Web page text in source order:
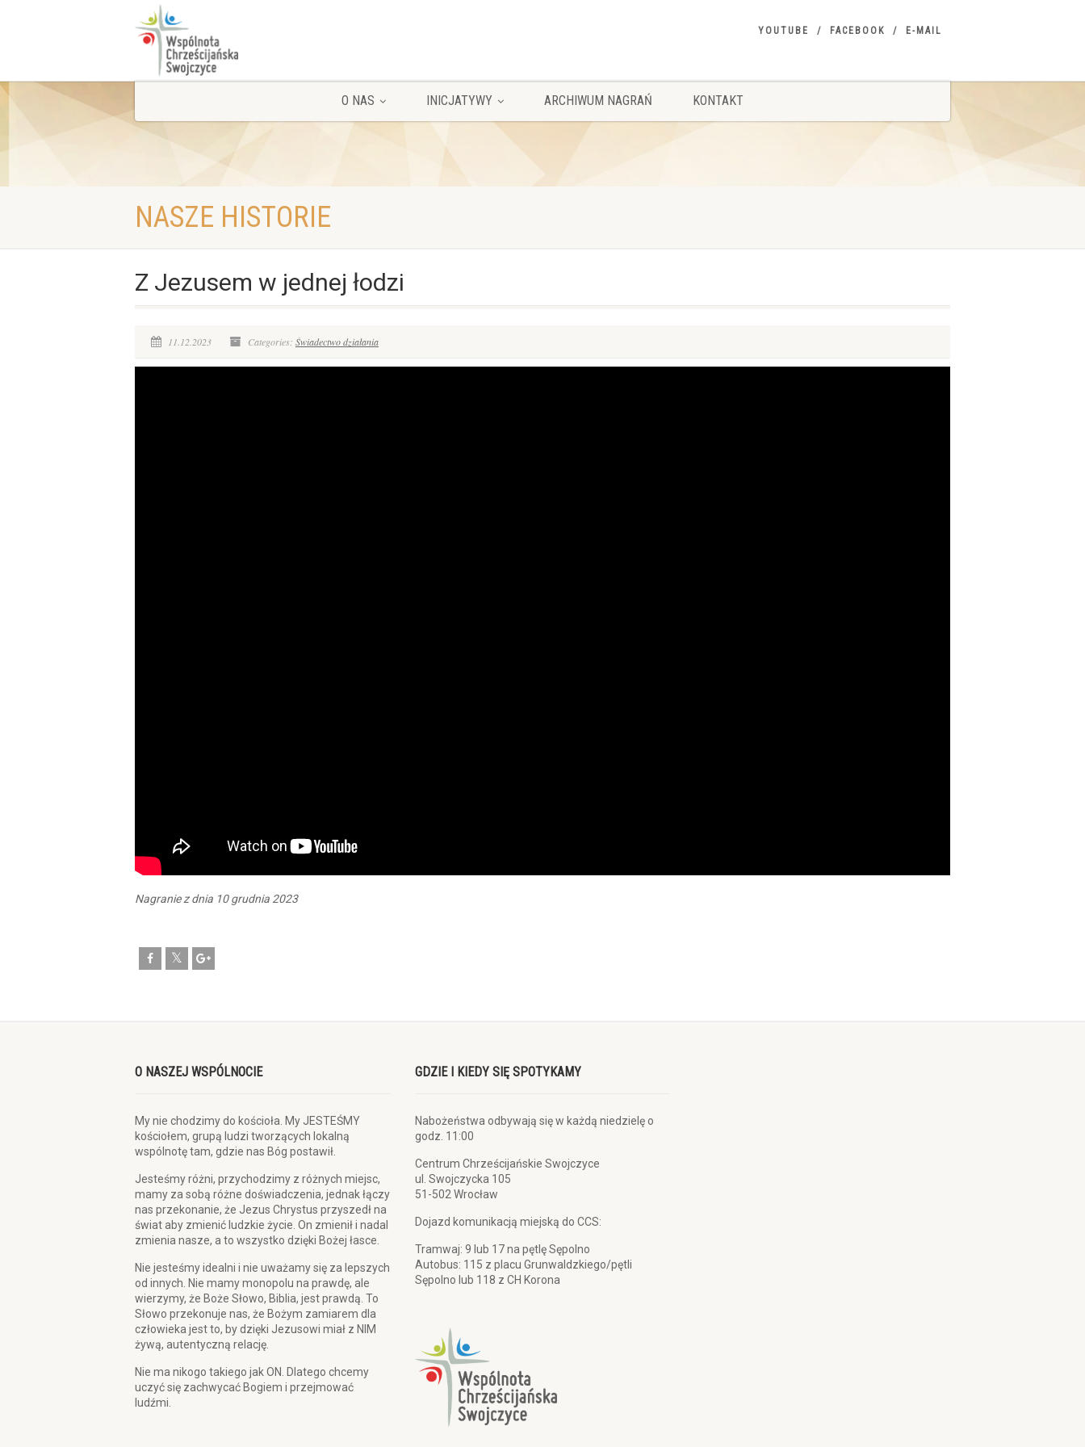
YOUTUBE FACEBOOK E-MAIL
O NAS INICJATYWY ARCHIWUM NAGRAŃ KONTAKT
NASZE HISTORIE
Z Jezusem w jednej łodzi
11.12.2023 Categories: Świadectwo działania
Nagranie z dnia 10 grudnia 2023
O NASZEJ WSPÓLNOCIE
My nie chodzimy do kościoła. My JESTEŚMY
kościołem, grupą ludzi tworzących lokalną
wspólnotę tam, gdzie nas Bóg postawił.
Jesteśmy różni, przychodzimy z różnych miejsc,
mamy za sobą różne doświadczenia, jednak łączy
nas przekonanie, że Jezus Chrystus przyszedł na
świat aby zmienić ludzkie życie. On zmienił i nadal
zmienia nasze, a to wszystko dzięki Bożej łasce.
Nie jesteśmy idealni i nie uważamy się za lepszych
od innych. Nie mamy monopolu na prawdę, ale
wierzymy, że Boże Słowo, Biblia, jest prawdą. To
Słowo przekonuje nas, że Bożym zamiarem dla
człowieka jest to, by dzięki Jezusowi miał z NIM
żywą, autentyczną relację.
Nie ma nikogo takiego jak ON. Dlatego chcemy
uczyć się zachwycać Bogiem i przejmować
ludźmi.
GDZIE I KIEDY SIĘ SPOTYKAMY
Nabożeństwa odbywają się w każdą niedzielę o
godz. 11:00
Centrum Chrześcijańskie Swojczyce
ul. Swojczycka 105
51-502 Wrocław
Dojazd komunikacją miejską do CCS:
Tramwaj: 9 lub 17 na pętlę Sępolno
Autobus: 115 z placu Grunwaldzkiego/pętli
Sępolno lub 118 z CH Korona